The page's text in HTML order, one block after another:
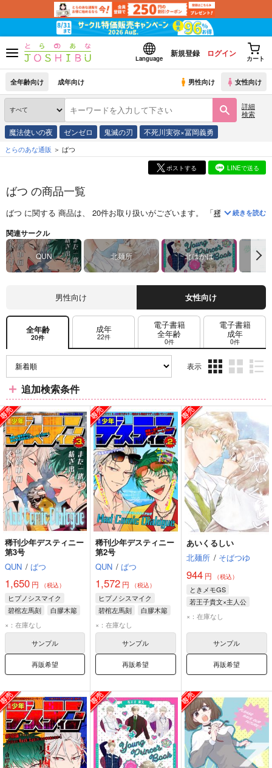
Language
新規登録 ログイン
カート
全年齢向け 成年向け 男性向け 女性向け
詳細
検索
魔法使いの夜 ゼンゼロ 鬼滅の刃 不死川実弥×冨岡義勇
とらのあな通販 ばつ
ポストする LINEで送る
ばつ の商品一覧
ばつ に関する 商品は、 20件お取り扱いがございます。 「稀刊少年デステ
続きを読む
関連サークル
QUN 北麺所 北はかば
男性向け 女性向け
全年齢
20件
成年
22件
電子書籍
全年齢
0件
電子書籍
成年
0件
表示
ム
表
示
ム
表
ム
表
追加検索条件
稀刊少年デスティニー
第3号
QUN / ばつ
1,650 円 （税込）
ヒプノシスマイク
碧棺左馬刻
白膠木簓
×：在庫なし
サンプル
再販希望
稀刊少年デスティニー
第2号
QUN / ばつ
1,572 円 （税込）
ヒプノシスマイク
碧棺左馬刻
白膠木簓
×：在庫なし
サンプル
再販希望
あいくるしい
北麺所 / そばつゆ
944円 （税込）
ときメモGS
若王子貴文×主人公
若王子貴文
×：在庫なし
サンプル
再販希望